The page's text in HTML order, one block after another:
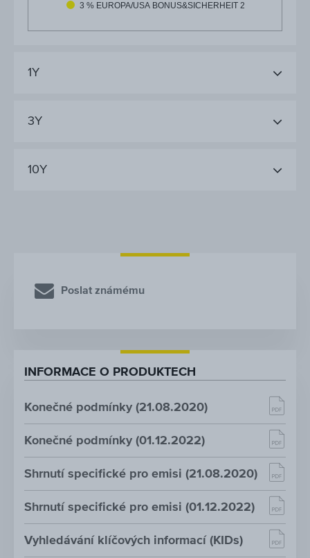
3 % EUROPA/USA BONUS&SICHERHEIT 2
1Y
3Y
10Y
Poslat známému
INFORMACE O PRODUKTECH
Konečné podmínky (21.08.2020)
Konečné podmínky (01.12.2022)
Shrnutí specifické pro emisi (21.08.2020)
Shrnutí specifické pro emisi (01.12.2022)
Vyhledávání klíčových informací (KIDs)